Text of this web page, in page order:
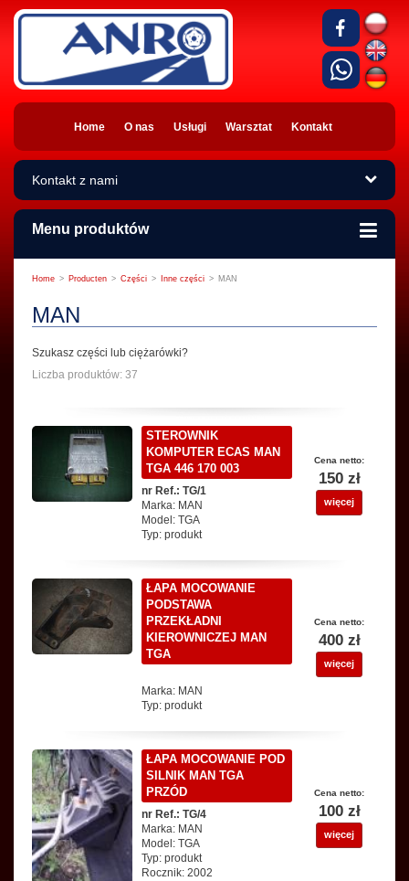
Home O nas Usługi Warsztat Kontakt
Kontakt z nami
Menu produktów
Home > Producten > Części > Inne części > MAN
MAN
Szukasz części lub ciężarówki?
Liczba produktów: 37
STEROWNIK
KOMPUTER ECAS MAN
TGA 446 170 003
nr Ref.: TG/1
Marka: MAN
Model: TGA
Typ: produkt
Cena netto:
150 zł
więcej
ŁAPA MOCOWANIE
PODSTAWA
PRZEKŁADNI
KIEROWNICZEJ MAN
TGA
Marka: MAN
Typ: produkt
Cena netto:
400 zł
więcej
ŁAPA MOCOWANIE POD
SILNIK MAN TGA
PRZÓD
nr Ref.: TG/4
Marka: MAN
Model: TGA
Typ: produkt
Rocznik: 2002
Cena netto:
100 zł
więcej